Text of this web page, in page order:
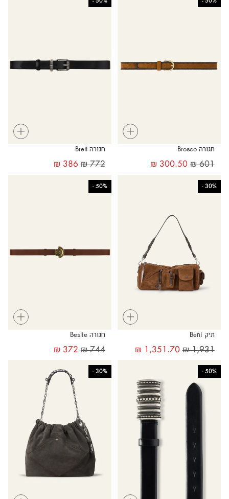
+
חגורה Brosco
₪601
₪ 300.50
+
חגורה Brett
₪772
₪ 386
+
30%
-
תיק Beni
₪1,931
₪ 1,351.70
+
50%
-
חגורה Beslie
₪744
₪ 372
50%
-
30%
-